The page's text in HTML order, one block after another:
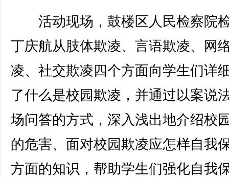
活动现场，鼓楼区人民检察院
丁庆航从肢体欺凌、言语欺凌、网
凌、社交欺凌四个方面向学生们详
了什么是校园欺凌，并通过以案说
场问答的方式，深入浅出地介绍校
的危害、面对校园欺凌应怎样自我
方面的知识，帮助学生们强化自我